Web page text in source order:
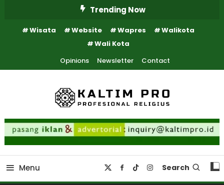
Content
Trending Now
Wisata Website Wapres
Walikota
Wali Kota
Opinions
Newsletter Contact
Kaltim Pro
Kaltim Profesional Religius
Menu Search